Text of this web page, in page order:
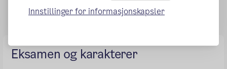
Innstillinger for informasjonskapsler
Eksamen og karakterer